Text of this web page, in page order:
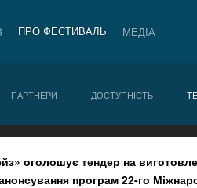
ПРО ФЕСТИВАЛЬ МЕДІА
ПАРТНЕРИ ДОСТУПНІСТЬ
оголошує тендер на
програм 22-го